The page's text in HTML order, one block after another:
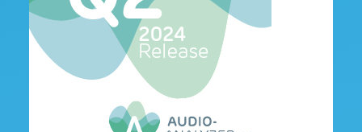
Audio Analyzer Österreich:
Zahlen zum
Nutzungsverhalten im 2.
Quartal 2024